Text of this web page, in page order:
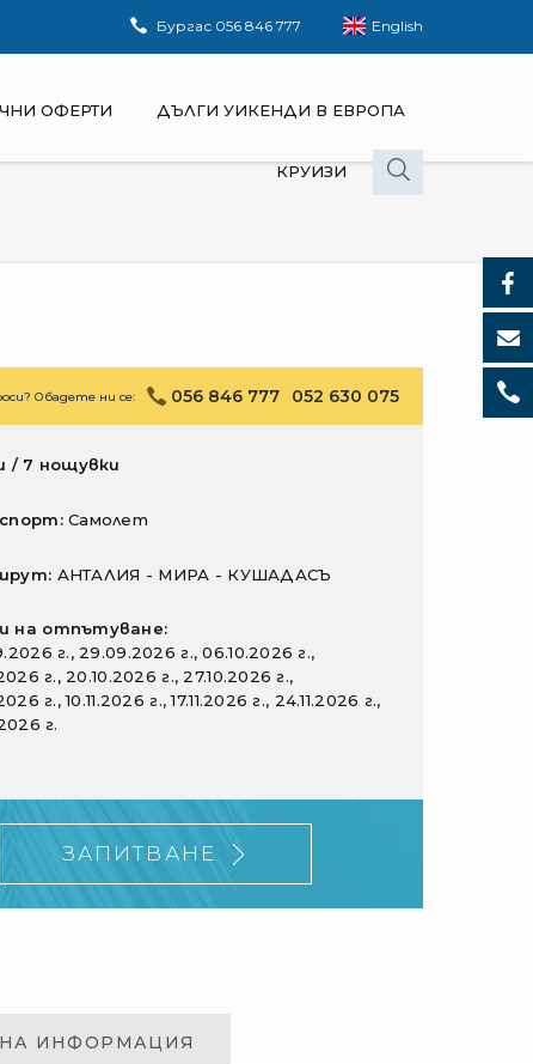
English
Бургас 056 846 777
ОФЕРТИ ДЪЛГИ УИКЕНДИ В ЕВРОПА
КРУИЗИ
Обадете ни се: 056 846 777 052 630 075
/ 7 нощувки
Самолет
АНТАЛИЯ - МИРА - КУШАДАСЪ
на отпътуване:
г., 29.09.2026 г., 06.10.2026 г.,
г., 20.10.2026 г., 27.10.2026 г.,
г., 10.11.2026 г., 17.11.2026 г., 24.11.2026 г.,
г.
ЗАПИТВАНЕ
ИНФОРМАЦИЯ